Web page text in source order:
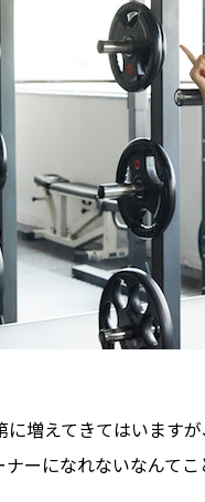
増えてきてはいます
ーになれないなんて